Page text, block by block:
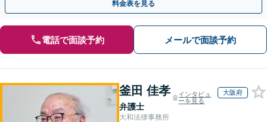
料金表を見る
電話で面談予約 メールで面談予約
釜田 佳孝
弁護士
インタビュ
ーを見る
大阪府
大和法律事務所